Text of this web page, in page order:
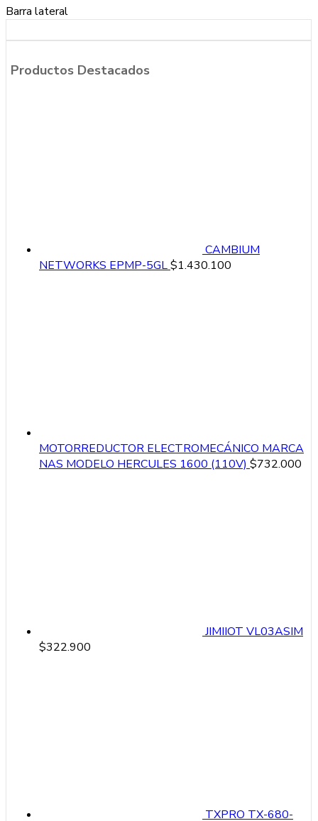
Barra lateral
Productos Destacados
CAMBIUM
NETWORKS EPMP-5GL$1.430.100
MOTORREDUCTOR ELECTROMECÁNICO MARCA
NAS MODELO HERCULES 1600 (110V) $732.000
JIMIIOT VL03ASIM
$322.900
TXPRO TX-680-